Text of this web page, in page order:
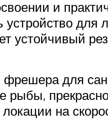
и
для
устойчивый
для
рыбы,
на